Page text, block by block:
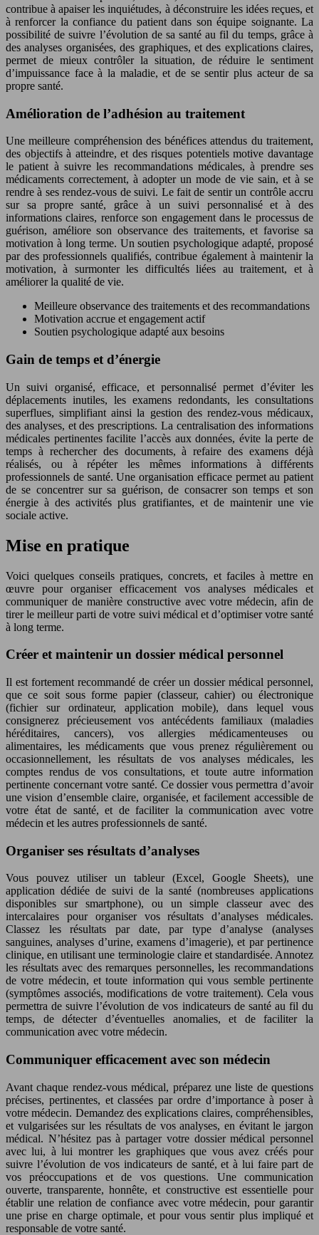
contribue à apaiser les inquiétudes, à déconstruire les idées reçues, et
à renforcer la confiance du patient dans son équipe soignante. La
possibilité de suivre l’évolution de sa santé au fil du temps, grâce à
des analyses organisées, des graphiques, et des explications claires,
permet de mieux contrôler la situation, de réduire le sentiment
d’impuissance face à la maladie, et de se sentir plus acteur de sa
propre santé.
Amélioration de l’adhésion au traitement
Une meilleure compréhension des bénéfices attendus du traitement,
des objectifs à atteindre, et des risques potentiels motive davantage
le patient à suivre les recommandations médicales, à prendre ses
médicaments correctement, à adopter un mode de vie sain, et à se
rendre à ses rendez-vous de suivi. Le fait de sentir un contrôle accru
sur sa propre santé, grâce à un suivi personnalisé et à des
informations claires, renforce son engagement dans le processus de
guérison, améliore son observance des traitements, et favorise sa
motivation à long terme. Un soutien psychologique adapté, proposé
par des professionnels qualifiés, contribue également à maintenir la
motivation, à surmonter les difficultés liées au traitement, et à
améliorer la qualité de vie.
Meilleure observance des traitements et des recommandations
Motivation accrue et engagement actif
Soutien psychologique adapté aux besoins
Gain de temps et d’énergie
Un suivi organisé, efficace, et personnalisé permet d’éviter les
déplacements inutiles, les examens redondants, les consultations
superflues, simplifiant ainsi la gestion des rendez-vous médicaux,
des analyses, et des prescriptions. La centralisation des informations
médicales pertinentes facilite l’accès aux données, évite la perte de
temps à rechercher des documents, à refaire des examens déjà
réalisés, ou à répéter les mêmes informations à différents
professionnels de santé. Une organisation efficace permet au patient
de se concentrer sur sa guérison, de consacrer son temps et son
énergie à des activités plus gratifiantes, et de maintenir une vie
sociale active.
Mise en pratique
Voici quelques conseils pratiques, concrets, et faciles à mettre en
œuvre pour organiser efficacement vos analyses médicales et
communiquer de manière constructive avec votre médecin, afin de
tirer le meilleur parti de votre suivi médical et d’optimiser votre santé
à long terme.
Créer et maintenir un dossier médical personnel
Il est fortement recommandé de créer un dossier médical personnel,
que ce soit sous forme papier (classeur, cahier) ou électronique
(fichier sur ordinateur, application mobile), dans lequel vous
consignerez précieusement vos antécédents familiaux (maladies
héréditaires, cancers), vos allergies médicamenteuses ou
alimentaires, les médicaments que vous prenez régulièrement ou
occasionnellement, les résultats de vos analyses médicales, les
comptes rendus de vos consultations, et toute autre information
pertinente concernant votre santé. Ce dossier vous permettra d’avoir
une vision d’ensemble claire, organisée, et facilement accessible de
votre état de santé, et de faciliter la communication avec votre
médecin et les autres professionnels de santé.
Organiser ses résultats d’analyses
Vous pouvez utiliser un tableur (Excel, Google Sheets), une
application dédiée de suivi de la santé (nombreuses applications
disponibles sur smartphone), ou un simple classeur avec des
intercalaires pour organiser vos résultats d’analyses médicales.
Classez les résultats par date, par type d’analyse (analyses
sanguines, analyses d’urine, examens d’imagerie), et par pertinence
clinique, en utilisant une terminologie claire et standardisée. Annotez
les résultats avec des remarques personnelles, les recommandations
de votre médecin, et toute information qui vous semble pertinente
(symptômes associés, modifications de votre traitement). Cela vous
permettra de suivre l’évolution de vos indicateurs de santé au fil du
temps, de détecter d’éventuelles anomalies, et de faciliter la
communication avec votre médecin.
Communiquer efficacement avec son médecin
Avant chaque rendez-vous médical, préparez une liste de questions
précises, pertinentes, et classées par ordre d’importance à poser à
votre médecin. Demandez des explications claires, compréhensibles,
et vulgarisées sur les résultats de vos analyses, en évitant le jargon
médical. N’hésitez pas à partager votre dossier médical personnel
avec lui, à lui montrer les graphiques que vous avez créés pour
suivre l’évolution de vos indicateurs de santé, et à lui faire part de
vos préoccupations et de vos questions. Une communication
ouverte, transparente, honnête, et constructive est essentielle pour
établir une relation de confiance avec votre médecin, pour garantir
une prise en charge optimale, et pour vous sentir plus impliqué et
responsable de votre santé.